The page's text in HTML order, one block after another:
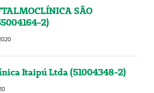
SÃO
2)
Itaipú Ltda (51004348-2)